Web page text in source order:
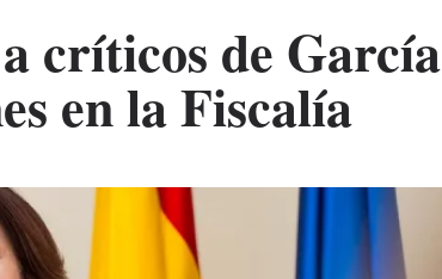
críticos de García
en la Fiscalía